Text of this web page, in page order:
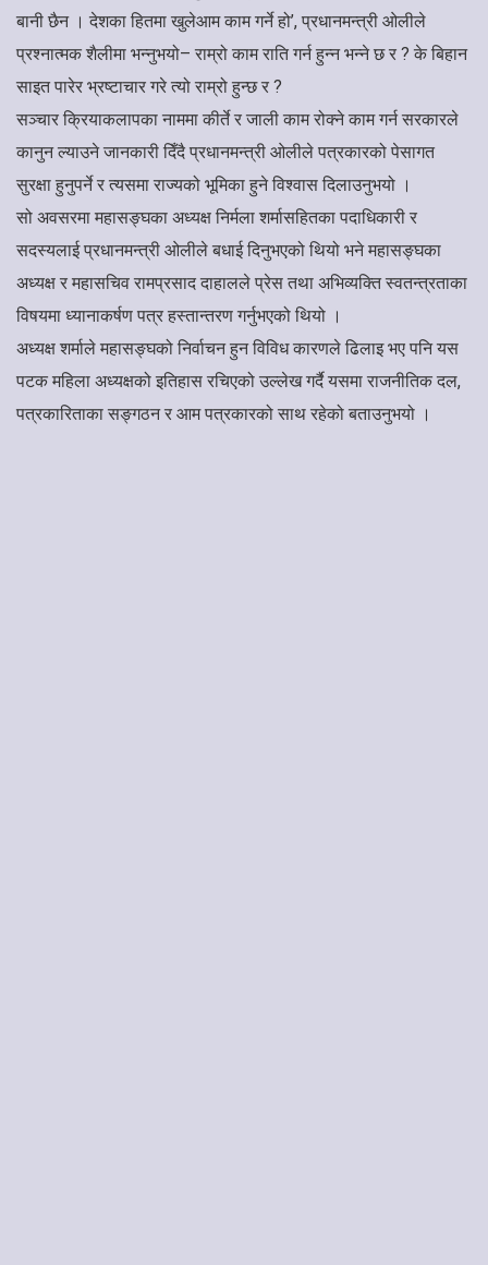
बानी छैन । देशका हितमा खुलेआम काम गर्ने हो’, प्रधानमन्त्री ओलीले
प्रश्नात्मक शैलीमा भन्नुभयो– राम्रो काम राति गर्न हुन्न भन्ने छ र ? के बिहान
साइत पारेर भ्रष्टाचार गरे त्यो राम्रो हुन्छ र ?
सञ्चार क्रियाकलापका नाममा कीर्ते र जाली काम रोक्ने काम गर्न सरकारले
कानुन ल्याउने जानकारी दिँदै प्रधानमन्त्री ओलीले पत्रकारको पेसागत
सुरक्षा हुनुपर्ने र त्यसमा राज्यको भूमिका हुने विश्वास दिलाउनुभयो ।
सो अवसरमा महासङ्घका अध्यक्ष निर्मला शर्मासहितका पदाधिकारी र
सदस्यलाई प्रधानमन्त्री ओलीले बधाई दिनुभएको थियो भने महासङ्घका
अध्यक्ष र महासचिव रामप्रसाद दाहालले प्रेस तथा अभिव्यक्ति स्वतन्त्रताका
विषयमा ध्यानाकर्षण पत्र हस्तान्तरण गर्नुभएको थियो ।
अध्यक्ष शर्माले महासङ्घको निर्वाचन हुन विविध कारणले ढिलाइ भए पनि यस
पटक महिला अध्यक्षको इतिहास रचिएको उल्लेख गर्दै यसमा राजनीतिक दल,
पत्रकारिताका सङ्गठन र आम पत्रकारको साथ रहेको बताउनुभयो ।